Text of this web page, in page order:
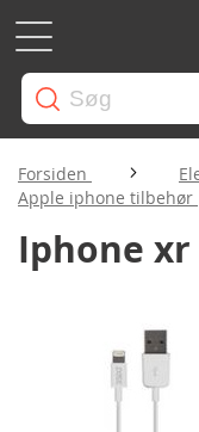
Forsiden
Apple iphone tilbehør
Iphone